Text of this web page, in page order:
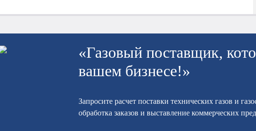
«Газовый поставщик,
вашем бизнесе!»
Запросите расчет поставки технических газов и
обработка заказов и выставление коммерческих